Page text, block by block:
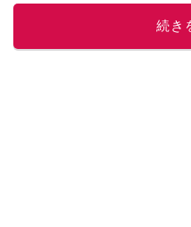
こ
続き